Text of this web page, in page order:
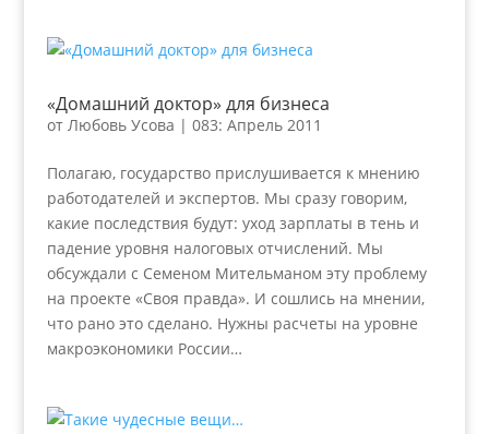
«Домашний доктор» для бизнеса
от Любовь Усова | 083: Апрель 2011
Полагаю, государство прислушивается к мнению
работодателей и экспертов. Мы сразу говорим,
какие последствия будут: уход зарплаты в тень и
падение уровня налоговых отчислений. Мы
обсуждали с Семеном Мительманом эту проблему
на проекте «Своя правда». И сошлись на мнении,
что рано это сделано. Нужны расчеты на уровне
макроэкономики России…